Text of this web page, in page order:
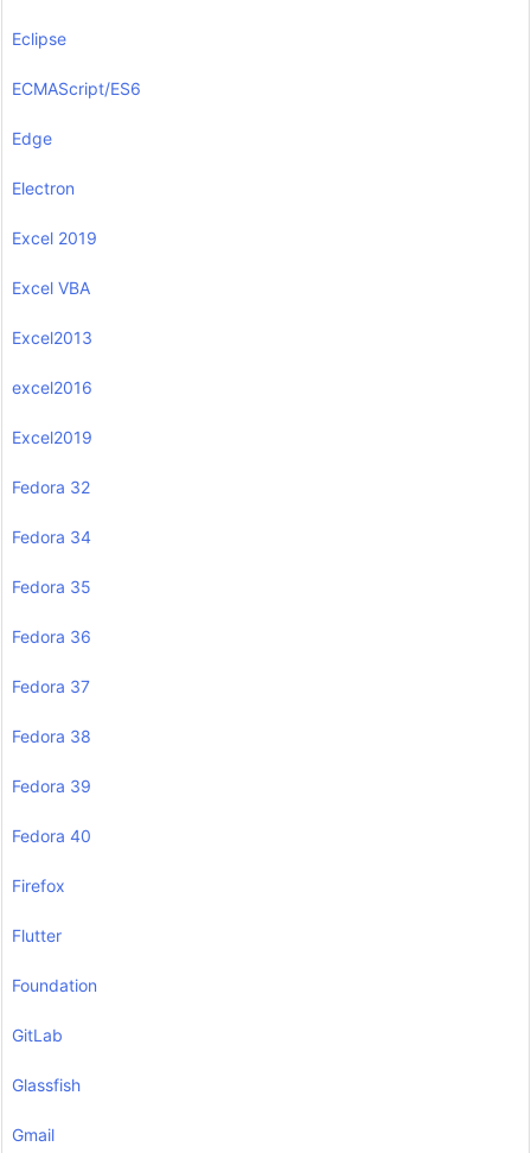
Eclipse
ECMAScript/ES6
Edge
Electron
Excel 2019
Excel VBA
Excel2013
excel2016
Excel2019
Fedora 32
Fedora 34
Fedora 35
Fedora 36
Fedora 37
Fedora 38
Fedora 39
Fedora 40
Firefox
Flutter
Foundation
GitLab
Glassfish
Gmail